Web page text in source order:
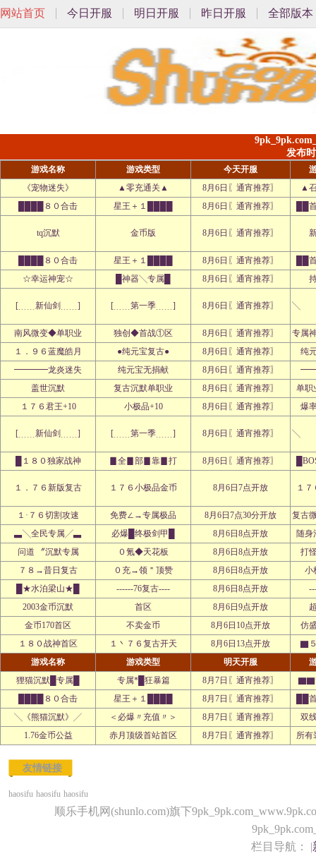
网站首页 今日开服 明日开服 昨日开服 全部版本
发布
游戏名称 游戏类型 今天开服
《宠物迷失》
▲零充通关▲ 8月6日〖通宵推荐〗
▲
████８０合击
星王＋１████ 8月6日〖通宵推荐〗 ██
tq沉默 金币版 8月6日〖通宵推荐〗
████８０合击 星王＋１████ 8月6日〖通宵推荐〗
██
☆幸运神宠☆
█神器╲专属█ 8月6日〖通宵推荐〗
[﹍﹍新仙剑﹍﹍] [﹍﹍第一季﹍﹍] 8月6日〖通宵推荐〗 ╲
南风微变◆单职业 独创◆首战①区 8月6日〖通宵推荐〗
专属
１．９６蓝魔皓月
●纯元宝复古● 8月6日〖通宵推荐〗
纯
━━━━龙炎迷失
纯元宝无捐献 8月6日〖通宵推荐〗
━━
盖世沉默
复古沉默单职业 8月6日〖通宵推荐〗
单职
１７６君王+10
小极品+10 8月6日〖通宵推荐〗 爆
[﹍﹍新仙剑﹍﹍] [﹍﹍第一季﹍﹍] 8月6日〖通宵推荐〗 ╲
█１８０独家战神 ▊全▊部▊靠▊打 8月6日〖通宵推荐〗
１．７６新版复古 １７６小极品金币 8月6日7点开放 １
１·７６切割攻速 免费∠→专属极品 8月6日7点30分开放
复古
▃╲全民专属╱▃
必爆█终极剑甲█ 8月6日8点开放
随身
问道 〞沉默专属
０氪◆天花板 8月6日8点开放
打
７８→昔日复古
０充→领＂顶赞 8月6日8点开放
小
█★水泊梁山★█
------76复古---- 8月6日8点开放
2003金币沉默
首区 8月6日9点开放
金币170首区
不卖金币 8月6日10点开放
仿
１８０战神首区
１丶７６复古开天 8月6日13点开放
▇
游戏名称
游戏类型 明天开服
狸猫沉默█专属█
专属*█狂暴篇 8月7日〖通宵推荐〗
████８０合击
星王＋１████ 8月7日〖通宵推荐〗
██
╲《熊猫沉默》╱
＜必爆〃充值〃＞ 8月7日〖通宵推荐〗
双
1.76金币公益
赤月顶级首站首区 8月7日〖通宵推荐〗 所有
友情链接
haosifu haosifu haosifu
顺乐手机网(shunlo.com)旗下
栏目导航： |